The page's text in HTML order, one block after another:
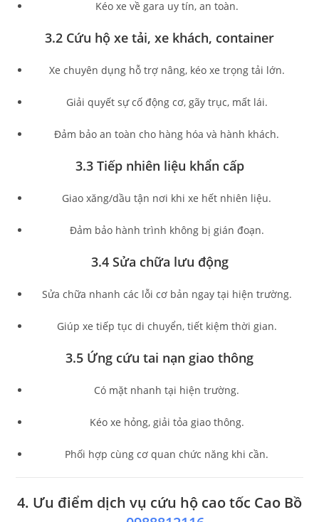
Kéo xe về gara uy tín, an toàn.
3.2 Cứu hộ xe tải, xe khách, container
Xe chuyên dụng hỗ trợ nâng, kéo xe trọng tải lớn.
Giải quyết sự cố động cơ, gãy trục, mất lái.
Đảm bảo an toàn cho hàng hóa và hành khách.
3.3 Tiếp nhiên liệu khẩn cấp
Giao xăng/dầu tận nơi khi xe hết nhiên liệu.
Đảm bảo hành trình không bị gián đoạn.
3.4 Sửa chữa lưu động
Sửa chữa nhanh các lỗi cơ bản ngay tại hiện trường.
Giúp xe tiếp tục di chuyển, tiết kiệm thời gian.
3.5 Ứng cứu tai nạn giao thông
Có mặt nhanh tại hiện trường.
Kéo xe hỏng, giải tỏa giao thông.
Phối hợp cùng cơ quan chức năng khi cần.
4. Ưu điểm dịch vụ cứu hộ cao tốc Cao Bồ